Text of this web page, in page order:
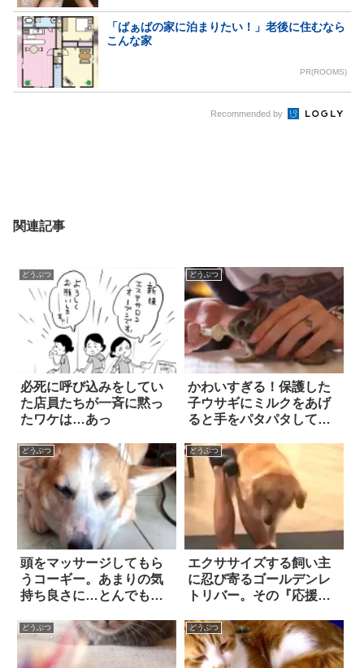
「ばぁばの家に泊まりたい！」老後に住むなら
こんな家
PR(ROOMS)
Recommended by
関連記事
どうぶつ
必死に呼び込みをしてい
た店員たちが一斉に黙っ
たワケは…あっ
どうぶつ
かわいすぎる！保護した
子ウサギにミルクをあげ
ると手をパタパタして上
どうぶつ
頭をマッサージしてもら
うコーギー。あまりの気
持ち良さに…とんでもな
た！？
どうぶつ
エクササイズする飼い主
に忍び寄るゴールデンレ
トリバー。その『応援方
どうぶつ どうぶつ